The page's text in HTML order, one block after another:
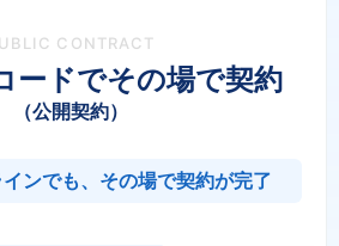
CONTRACT
ードでその場で契約
（公開契約）
ンでも、その場で契約が完了